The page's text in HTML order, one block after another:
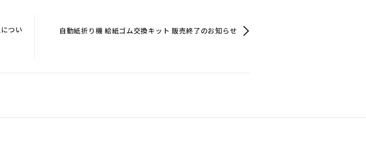
つい
自動紙折り機 給紙ゴム交換キット 販売終了のお知らせ